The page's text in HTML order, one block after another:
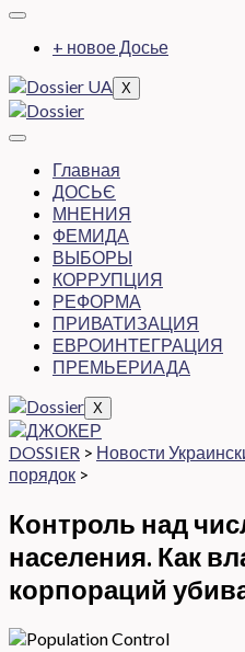
+ новое Досье
X
Главная
ДОСЬЄ
МНЕНИЯ
ФЕМИДА
ВЫБОРЫ
КОРРУПЦИЯ
РЕФОРМА
ПРИВАТИЗАЦИЯ
ЕВРОИНТЕГРАЦИЯ
ПРЕМЬЕРИАДА
X
DOSSIER > Новости
порядок >
Контроль над
населения. Как
корпораций